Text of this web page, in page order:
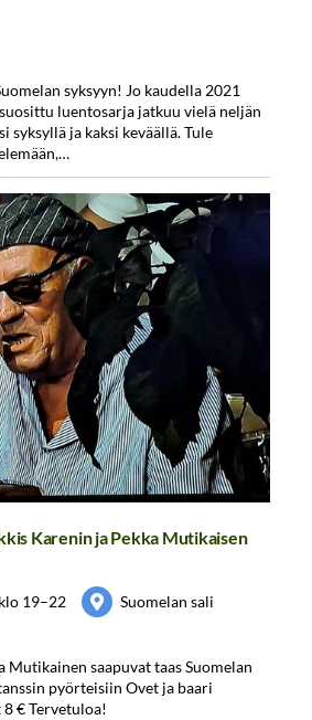
syksyyn! Jo kaudella 2021
luentosarja jatkuu vielä neljän
syksyllä ja kaksi keväällä. Tule
Karenin ja Pekka Mutikaisen
klo 19–22 Suomelan sali
Mutikainen saapuvat taas Suomelan
pyörteisiin Ovet ja baari
€ Tervetuloa!